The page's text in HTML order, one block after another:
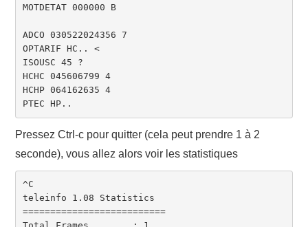
MOTDETAT 000000 B
ADCO 030522024356 7
OPTARIF HC.. <
ISOUSC 45 ?
HCHC 045606799 4
HCHP 064162635 4
PTEC HP..
Pressez Ctrl-c pour quitter (cela peut prendre 1 à 2
seconde), vous allez alors voir les statistiques
^C
teleinfo 1.08 Statistics
==========================